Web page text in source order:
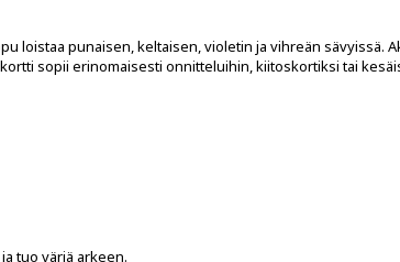
loistaa punaisen, keltaisen, violetin ja vihreän sävyissä.
sopii erinomaisesti onnitteluihin, kiitoskortiksi tai
tuo väriä arkeen.